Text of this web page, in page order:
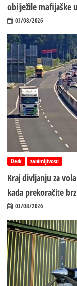
obilježile mafijaške
03/08/2026
Desk zanimljivosti
Kraj divljanju za
kada prekoračite
03/08/2026